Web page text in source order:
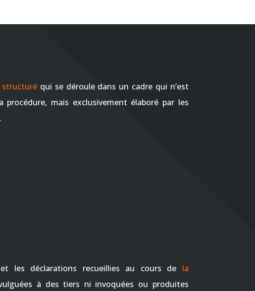
structuré qui se déroule dans un cadre qui n’est
procédure, mais exclusivement élaboré par les
les déclarations recueillies au cours de la
à des tiers ni invoquées ou produites